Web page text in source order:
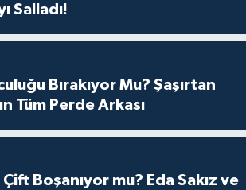
Salladı!
Bırakıyor Mu? Şaşırtan
Tüm Perde Arkası
Boşanıyor mu? Eda Sakız ve